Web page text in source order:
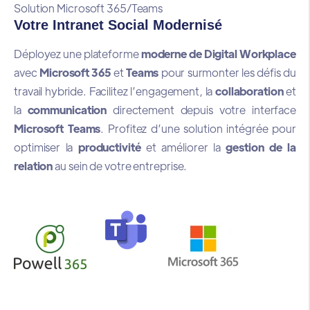
Solution Microsoft 365/Teams
Votre Intranet Social Modernisé
Déployez une plateformemoderne de Digital Workplace
avec Microsoft 365etTeams pour surmonter les défis du
travail hybride. Facilitez l’engagement, lacollaborationet
la communication directement depuis votre interface
Microsoft Teams. Profitez d’une solution intégrée pour
optimiser la productivitéet améliorer lagestion de la
relationau sein de votre entreprise.